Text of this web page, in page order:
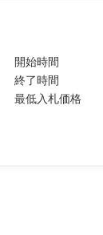
開始時間
終了時間
最低入札価格